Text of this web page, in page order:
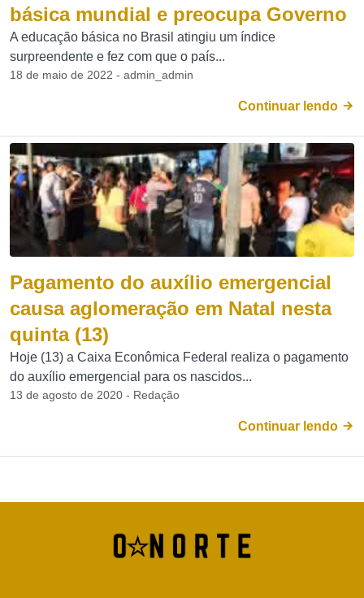
básica mundial e preocupa Governo
A educação básica no Brasil atingiu um índice
surpreendente e fez com que o país...
18 de maio de 2022 - admin_admin
Continuar lendo
Pagamento do auxílio emergencial
causa aglomeração em Natal nesta
quinta (13)
Hoje (13) a Caixa Econômica Federal realiza o pagamento
do auxílio emergencial para os nascidos...
13 de agosto de 2020 - Redação
Continuar lendo